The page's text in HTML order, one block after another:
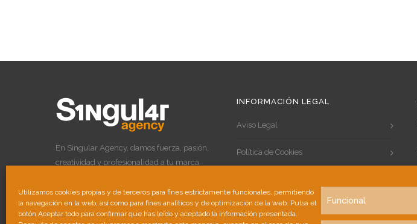
Utilizamos cookies propias y de terceros para fines estrictamente funcionales, permitiendo
la navegación en la web, así como para fines analíticos y de optimización de la web. Pulsa el
botón Aceptar todo para confirmar que has leído y aceptado la información presentada.
Funcional
En Singular Agency, damos fuerza, pasión,
creatividad y profesionalidad a tu marca
INFORMACIÓN LEGAL
Aviso Legal
Política de Cookies